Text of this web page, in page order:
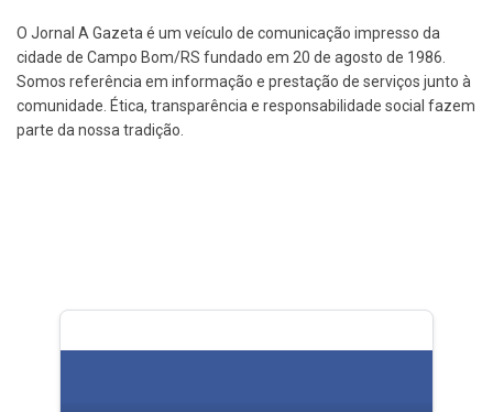
O Jornal A Gazeta é um veículo de comunicação impresso da
cidade de Campo Bom/RS fundado em 20 de agosto de 1986.
Somos referência em informação e prestação de serviços junto à
comunidade. Ética, transparência e responsabilidade social fazem
parte da nossa tradição.